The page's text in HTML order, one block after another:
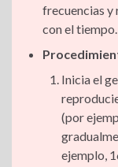
frecuencias y
con el tiempo.
Inicia el
(por
ejemplo,